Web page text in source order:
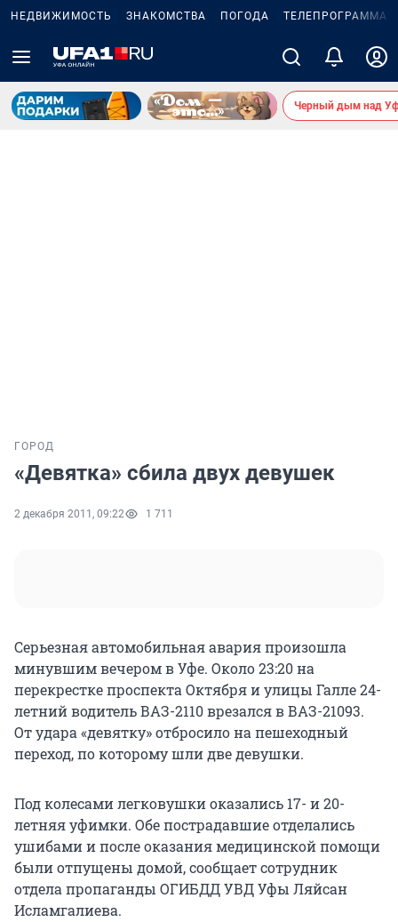
НЕДВИЖИМОСТЬ ЗНАКОМСТВА ПОГОДА ТЕЛЕПРОГРАММА
Черный дым над
ГОРОД
«Девятка» сбила двух девушек
2 декабря 2011, 09:22 1 711
Серьезная автомобильная авария произошла
минувшим вечером в Уфе. Около 23:20 на
перекрестке проспекта Октября и улицы Галле 24-
летний водитель ВАЗ-2110 врезался в ВАЗ-21093.
От удара «девятку» отбросило на пешеходный
переход, по которому шли две девушки.
Под колесами легковушки оказались 17- и 20-
летняя уфимки. Обе пострадавшие отделались
ушибами и после оказания медицинской помощи
были отпущены домой, сообщает сотрудник
отдела пропаганды ОГИБДД УВД Уфы Ляйсан
Исламгалиева.